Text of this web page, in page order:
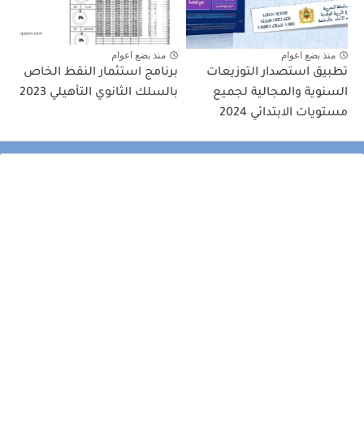
منذ بضع اعوام
تطبيق استصدار التوزيعات
السنوية والمجالية لجميع
مستويات الابتدائي 2024
منذ بضع اعوام
برنامج استثمار النقط الخاص
بالسلك الثانوي التأهيلي 2023